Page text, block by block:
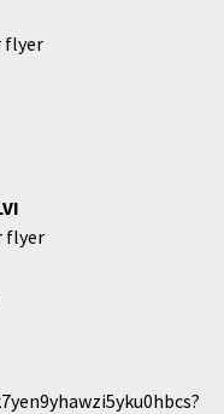
flyer
flyer